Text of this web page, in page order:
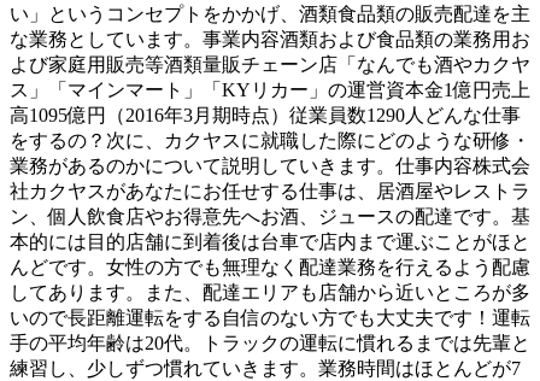
い」というコンセプトをかかげ、酒類食品類の販売配達を主
な業務としています。事業内容酒類および食品類の業務用お
よび家庭用販売等酒類量販チェーン店「なんでも酒やカクヤ
ス」「マインマート」「KYリカー」の運営資本金1億円売上
高1095億円（2016年3月期時点）従業員数1290人どんな仕事
をするの？次に、カクヤスに就職した際にどのような研修・
業務があるのかについて説明していきます。仕事内容株式会
社カクヤスがあなたにお任せする仕事は、居酒屋やレストラ
ン、個人飲食店やお得意先へお酒、ジュースの配達です。基
本的には目的店舗に到着後は台車で店内まで運ぶことがほと
んどです。女性の方でも無理なく配達業務を行えるよう配慮
してあります。また、配達エリアも店舗から近いところが多
いので長距離運転をする自信のない方でも大丈夫です！運転
手の平均年齢は20代。トラックの運転に慣れるまでは先輩と
練習し、少しずつ慣れていきます。業務時間はほとんどが7